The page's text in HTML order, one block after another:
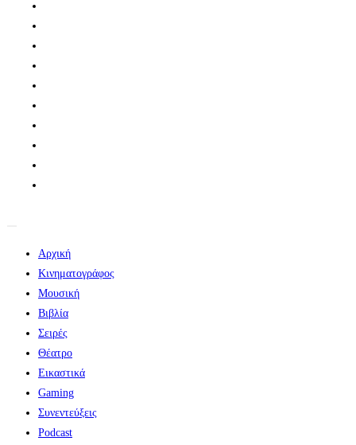
Αρχική
Κινηματογράφος
Μουσική
Βιβλία
Σειρές
Θέατρο
Εικαστικά
Gaming
Συνεντεύξεις
Podcast